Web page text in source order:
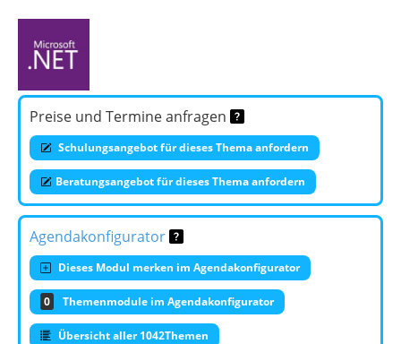
Preise und Termine anfragen
Schulungsangebot für dieses Thema anfordern
Beratungsangebot für dieses Thema anfordern
Agendakonfigurator
Dieses Modul merken im Agendakonfigurator
0 Themenmodule im Agendakonfigurator
Übersicht aller 1042Themen